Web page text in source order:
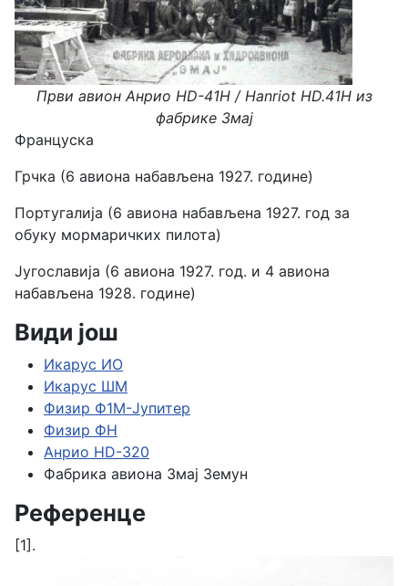
Први авион Анрио HD-41H / Hanriot HD.41H из
фабрике Змај
Француска
Грчка (6 авиона набављена 1927. године)
Португалија (6 авиона набављена 1927. год за
обуку мормаричких пилота)
Југославија (6 авиона 1927. год. и 4 авиона
набављена 1928. године)
Види још
Икарус ИО
Икарус ШМ
Физир Ф1М-Јупитер
Физир ФН
Анрио HD-320
Фабрика авиона Змај Земун
Референце
[1].